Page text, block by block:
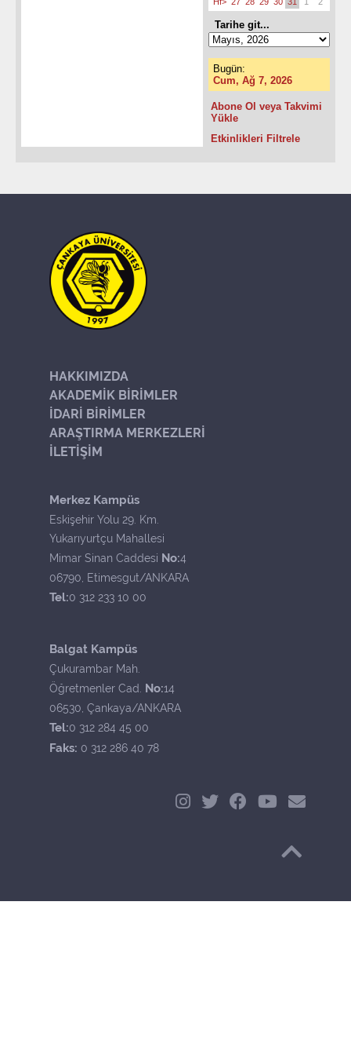
Tarihe git...
Bugün:
Cum, Ağ 7, 2026
Abone Ol veya Takvimi
Yükle
Etkinlikleri Filtrele
HAKKIMIZDA
AKADEMİK BİRİMLER
İDARİ BİRİMLER
ARAŞTIRMA MERKEZLERİ
İLETİŞİM
Merkez Kampüs
Eskişehir Yolu 29. Km.
Yukarıyurtçu Mahallesi
Mimar Sinan Caddesi No:4
06790, Etimesgut/ANKARA
Tel:0 312 233 10 00
Balgat Kampüs
Çukurambar Mah.
Öğretmenler Cad. No:14
06530, Çankaya/ANKARA
Tel:0 312 284 45 00
Faks: 0 312 286 40 78